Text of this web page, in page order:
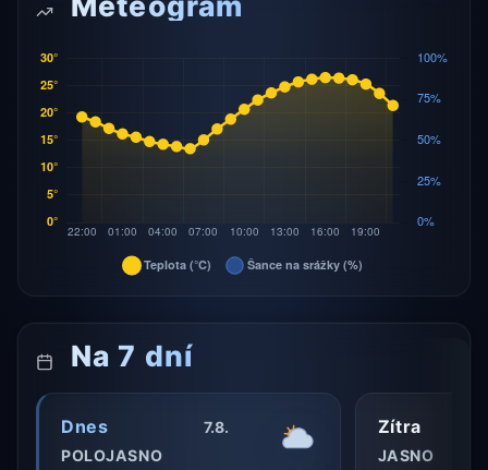
Na 7 dní
Dnes
7.8.
POLOJASNO
Zítra
JASNO